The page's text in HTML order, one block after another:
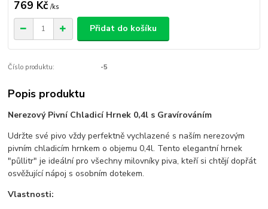
769 Kč /ks
Přidat do košíku
Číslo produktu: -5
Popis produktu
Nerezový Pivní Chladicí Hrnek 0,4l s Gravírováním
Udržte své pivo vždy perfektně vychlazené s naším nerezovým
pivním chladicím hrnkem o objemu 0,4l. Tento elegantní hrnek
"půllitr" je ideální pro všechny milovníky piva, kteří si chtějí dopřát
osvěžující nápoj s osobním dotekem.
Vlastnosti: